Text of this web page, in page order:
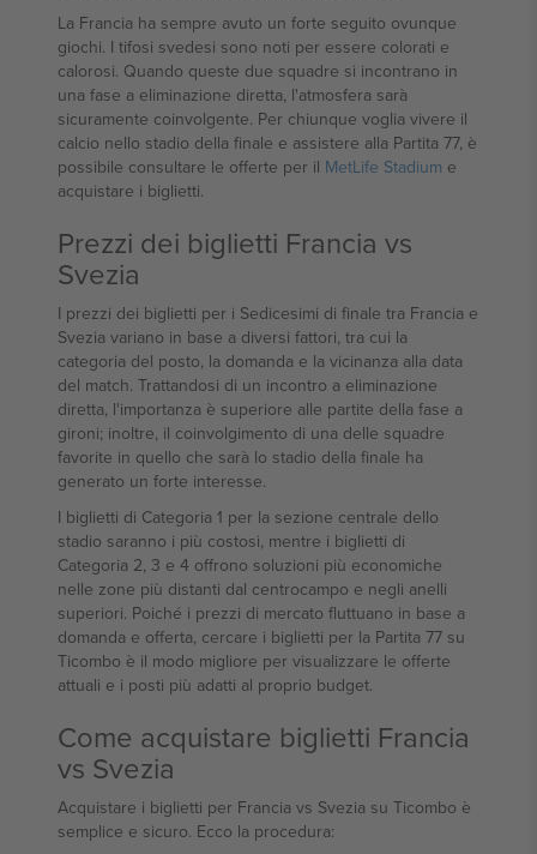
La Francia ha sempre avuto un forte seguito ovunque
giochi. I tifosi svedesi sono noti per essere colorati e
calorosi. Quando queste due squadre si incontrano in
una fase a eliminazione diretta, l'atmosfera sarà
sicuramente coinvolgente. Per chiunque voglia vivere il
calcio nello stadio della finale e assistere alla Partita 77, è
possibile consultare le offerte per il MetLife Stadium e
acquistare i biglietti.
Prezzi dei biglietti Francia vs
Svezia
I prezzi dei biglietti per i Sedicesimi di finale tra Francia e
Svezia variano in base a diversi fattori, tra cui la
categoria del posto, la domanda e la vicinanza alla data
del match. Trattandosi di un incontro a eliminazione
diretta, l'importanza è superiore alle partite della fase a
gironi; inoltre, il coinvolgimento di una delle squadre
favorite in quello che sarà lo stadio della finale ha
generato un forte interesse.
I biglietti di Categoria 1 per la sezione centrale dello
stadio saranno i più costosi, mentre i biglietti di
Categoria 2, 3 e 4 offrono soluzioni più economiche
nelle zone più distanti dal centrocampo e negli anelli
superiori. Poiché i prezzi di mercato fluttuano in base a
domanda e offerta, cercare i biglietti per la Partita 77 su
Ticombo è il modo migliore per visualizzare le offerte
attuali e i posti più adatti al proprio budget.
Come acquistare biglietti Francia
vs Svezia
Acquistare i biglietti per Francia vs Svezia su Ticombo è
semplice e sicuro. Ecco la procedura: